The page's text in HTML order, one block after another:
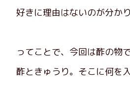
好きに理由はないのが分かり
ってことで、今回は酢の物で
酢ときゅうり。そこに何を入